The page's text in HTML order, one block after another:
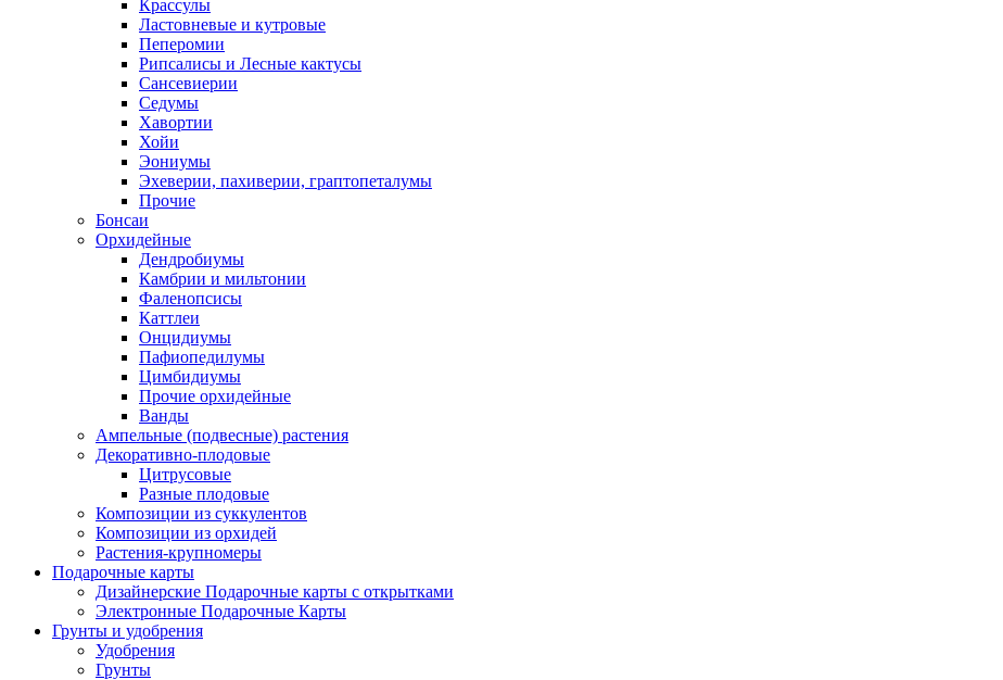
Крассулы
Ластовневые и кутровые
Пеперомии
Рипсалисы и Лесные кактусы
Сансевиерии
Седумы
Хавортии
Хойи
Эониумы
Эхеверии, пахиверии, граптопеталумы
Прочие
Бонсаи
Орхидейные
Дендробиумы
Камбрии и мильтонии
Фаленопсисы
Каттлеи
Онцидиумы
Пафиопедилумы
Цимбидиумы
Прочие орхидейные
Ванды
Ампельные (подвесные) растения
Декоративно-плодовые
Цитрусовые
Разные плодовые
Композиции из суккулентов
Композиции из орхидей
Растения-крупномеры
Подарочные карты
Дизайнерские Подарочные карты с открытками
Электронные Подарочные Карты
Грунты и удобрения
Удобрения
Грунты